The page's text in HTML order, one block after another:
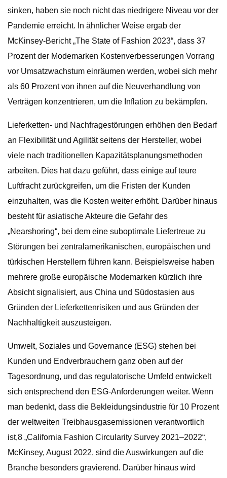
sinken, haben sie noch nicht das niedrigere Niveau vor der
Pandemie erreicht. In ähnlicher Weise ergab der
McKinsey-Bericht „The State of Fashion 2023“, dass 37
Prozent der Modemarken Kostenverbesserungen Vorrang
vor Umsatzwachstum einräumen werden, wobei sich mehr
als 60 Prozent von ihnen auf die Neuverhandlung von
Verträgen konzentrieren, um die Inflation zu bekämpfen.
Lieferketten- und Nachfragestörungen erhöhen den Bedarf
an Flexibilität und Agilität seitens der Hersteller, wobei
viele nach traditionellen Kapazitätsplanungsmethoden
arbeiten. Dies hat dazu geführt, dass einige auf teure
Luftfracht zurückgreifen, um die Fristen der Kunden
einzuhalten, was die Kosten weiter erhöht. Darüber hinaus
besteht für asiatische Akteure die Gefahr des
„Nearshoring“, bei dem eine suboptimale Liefertreue zu
Störungen bei zentralamerikanischen, europäischen und
türkischen Herstellern führen kann. Beispielsweise haben
mehrere große europäische Modemarken kürzlich ihre
Absicht signalisiert, aus China und Südostasien aus
Gründen der Lieferkettenrisiken und aus Gründen der
Nachhaltigkeit auszusteigen.
Umwelt, Soziales und Governance (ESG) stehen bei
Kunden und Endverbrauchern ganz oben auf der
Tagesordnung, und das regulatorische Umfeld entwickelt
sich entsprechend den ESG-Anforderungen weiter. Wenn
man bedenkt, dass die Bekleidungsindustrie für 10 Prozent
der weltweiten Treibhausgasemissionen verantwortlich
ist,8 „California Fashion Circularity Survey 2021–2022“,
McKinsey, August 2022, sind die Auswirkungen auf die
Branche besonders gravierend. Darüber hinaus wird